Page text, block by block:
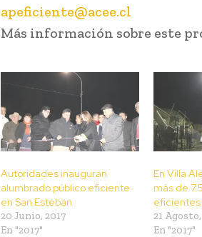
apeficiente@acee.cl
Más información sobre este
Autoridades inauguran
alumbrado público eficiente
en San Esteban
20 Junio, 2017
En "2017"
En Villa
más de
eficientes
21
En "2017"